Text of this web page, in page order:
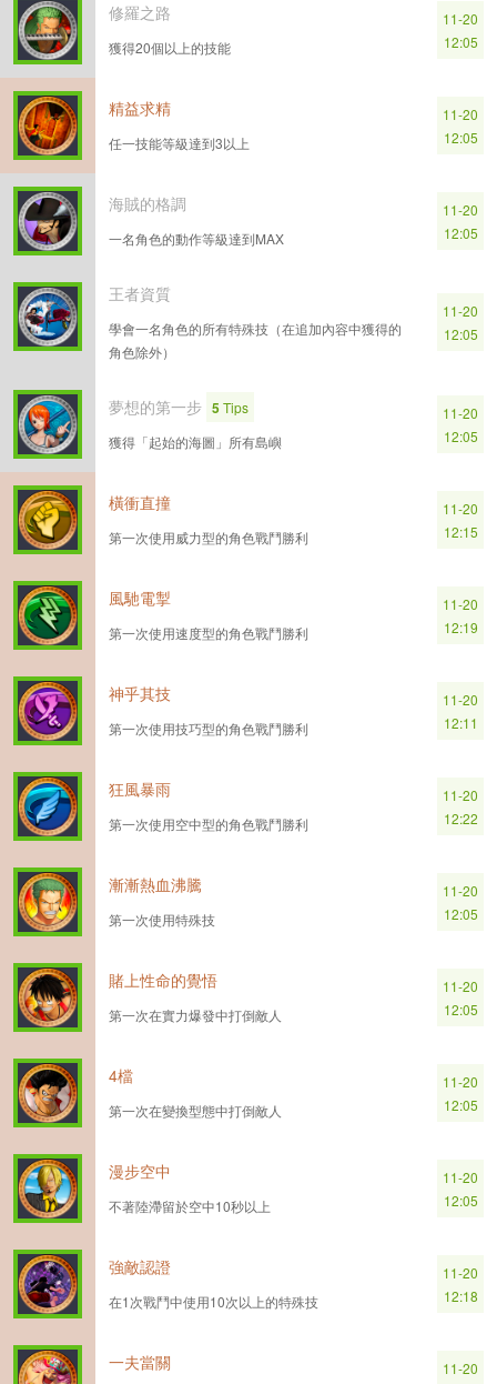
修羅之路
獲得20個以上的技能
11-20
12:05
精益求精
任一技能等級達到3以上
11-20
12:05
海賊的格調
一名角色的動作等級達到MAX
11-20
12:05
王者資質
學會一名角色的所有特殊技（在追加內容中獲得的
角色除外）
11-20
12:05
夢想的第一步 5Tips
獲得「起始的海圖」所有島嶼
11-20
12:05
橫衝直撞
第一次使用威力型的角色戰鬥勝利
11-20
12:15
風馳電掣
第一次使用速度型的角色戰鬥勝利
11-20
12:19
神乎其技
第一次使用技巧型的角色戰鬥勝利
11-20
12:11
狂風暴雨
第一次使用空中型的角色戰鬥勝利
11-20
12:22
漸漸熱血沸騰
第一次使用特殊技
11-20
12:05
賭上性命的覺悟
第一次在實力爆發中打倒敵人
11-20
12:05
4檔
第一次在變換型態中打倒敵人
11-20
12:05
漫步空中
不著陸滯留於空中10秒以上
11-20
12:05
強敵認證
在1次戰鬥中使用10次以上的特殊技
11-20
12:18
一夫當關
11-20